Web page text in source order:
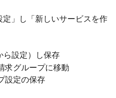
」し「新しいサービスを作
ら設定）し保存
求グループに移動
設定の保存